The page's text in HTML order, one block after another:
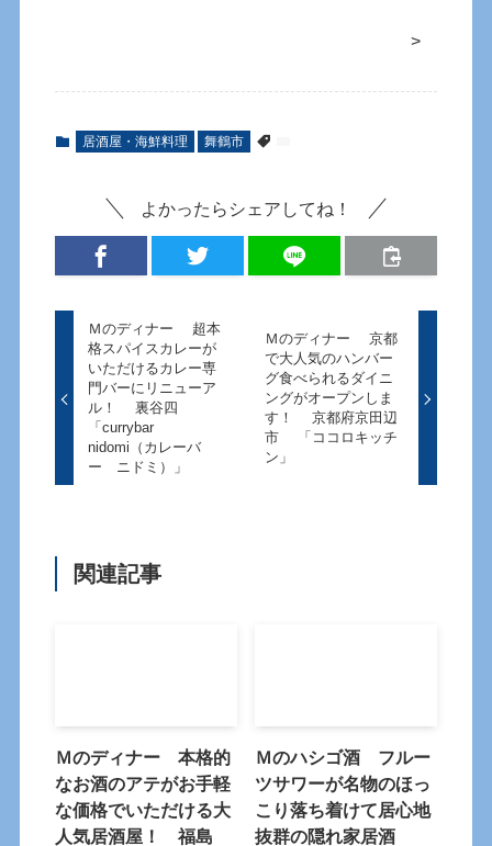
>
居酒屋・海鮮料理 舞鶴市
よかったらシェアしてね！
Ｍのディナー 超本
格スパイスカレーが
いただけるカレー専
門バーにリニューア
ル！ 裏谷四
「currybar
nidomi（カレーバ
ー ニドミ）」
Ｍのディナー 京都
で大人気のハンバー
グ食べられるダイニ
ングがオープンしま
す！ 京都府京田辺
市 「ココロキッチ
ン」
関連記事
Ｍのディナー 本格的
なお酒のアテがお手軽
な価格でいただける大
人気居酒屋！ 福島
Ｍのハシゴ酒 フルー
ツサワーが名物のほっ
こり落ち着けて居心地
抜群の隠れ家居酒